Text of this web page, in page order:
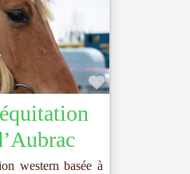
Favoris
western basée à